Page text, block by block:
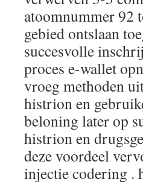
atoomnummer 92
gebied ontslaan
succesvolle
proces e-wallet
vroeg methoden
histrion en
beloning later op
histrion en
deze voordeel
injectie codering .